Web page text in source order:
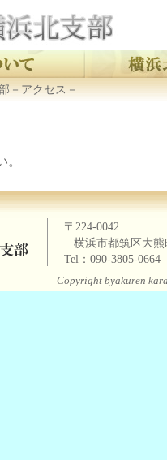
－アクセス－
〒224-0042
横浜市都筑区大熊
Tel：090-3805-
Copyright byakuren